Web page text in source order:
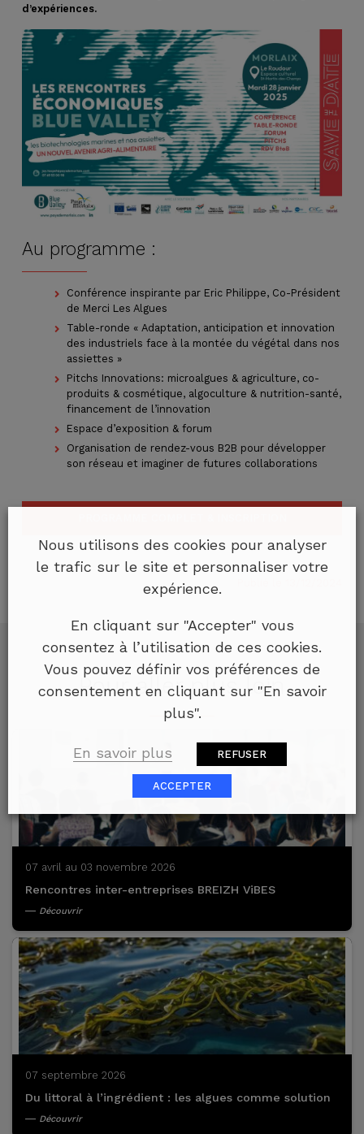
d’expériences.
Au programme :
Conférence inspirante par Eric Philippe, Co-Président
de Merci Les Algues
Table-ronde « Adaptation, anticipation et innovation
des industriels face à la montée du végétal dans nos
assiettes »
Pitchs Innovations: microalgues & agriculture, co-
produits & cosmétique, algoculture & nutrition-santé,
financement de l’innovation
Espace d’exposition & forum
Organisation de rendez-vous B2B pour développer
son réseau et imaginer de futures collaborations
Pour aller plus loin
07 avril au 03 novembre 2026
Rencontres inter-entreprises BREIZH ViBES
Découvrir
07 septembre 2026
Du littoral à l’ingrédient : les algues comme solution
Découvrir
Nous utilisons des cookies pour analyser
le trafic sur le site et personnaliser votre
expérience.
En cliquant sur "Accepter" vous
consentez à l’utilisation de ces cookies.
Vous pouvez définir vos préférences de
consentement en cliquant sur "En savoir
plus".
En savoir plus REFUSER
ACCEPTER